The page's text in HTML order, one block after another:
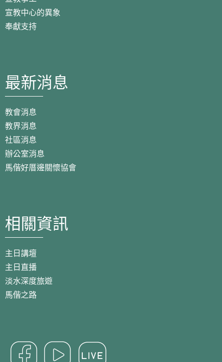
宣教中心的異象
奉獻支持
最新消息
教會消息
教界消息
社區消息
辦公室消息
馬偕好厝邊關懷協會
相關資訊
主日講壇
主日直播
淡水深度旅遊
馬偕之路